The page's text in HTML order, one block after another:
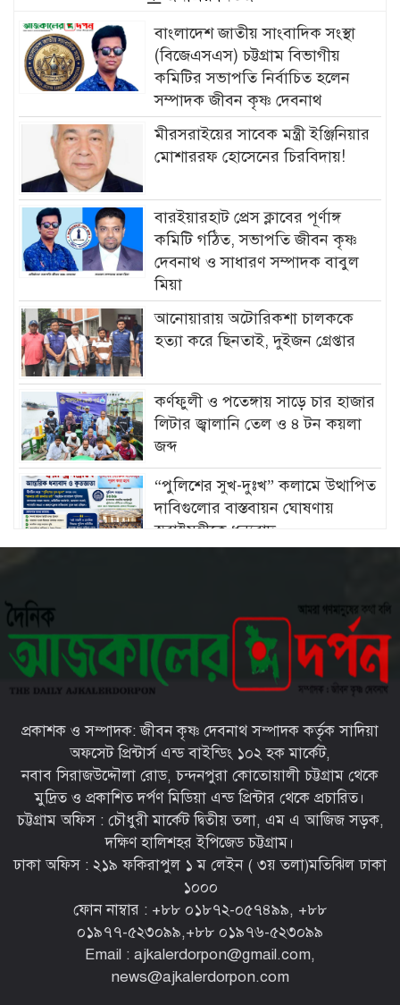
বাংলাদেশ জাতীয় সাংবাদিক সংস্থা
(বিজেএসএস) চট্টগ্রাম বিভাগীয়
কমিটির সভাপতি নির্বাচিত হলেন
সম্পাদক জীবন কৃষ্ণ দেবনাথ
মীরসরাইয়ের সাবেক মন্ত্রী ইঞ্জিনিয়ার
মোশাররফ হোসেনের চিরবিদায়!
বারইয়ারহাট প্রেস ক্লাবের পূর্ণাঙ্গ
কমিটি গঠিত, সভাপতি জীবন কৃষ্ণ
দেবনাথ ও সাধারণ সম্পাদক বাবুল
মিয়া
আনোয়ারায় অটোরিকশা চালককে
হত্যা করে ছিনতাই, দুইজন গ্রেপ্তার
কর্ণফুলী ও পতেঙ্গায় সাড়ে চার হাজার
লিটার জ্বালানি তেল ও ৪ টন কয়লা
জব্দ
“পুলিশের সুখ-দুঃখ” কলামে উত্থাপিত
দাবিগুলোর বাস্তবায়ন ঘোষণায়
স্বরাষ্ট্রমন্ত্রীকে ধন্যবাদ
কন্যার বিবাহোত্তর অনুষ্ঠান সম্পন্ন
চট্টগ্রামের ইপিজেডে প্রকাশ্যে খোলা
বাজারে বিক্রি হচ্ছে মৃত দুর্গন্ধযুক্ত পচাঁ
মুরগি—প্রশাসনের নজরদারি জরুরী
চট্টগ্রামের মীরসরাইয়ে সড়ক দুর্ঘটনায়
দু’পা হারালো সাংবাদিক আবদুল
মান্নান রানা
সারা দেশে বৃক্ষরোপণ কর্মসূচি
জোরদারের নির্দেশ প্রধানমন্ত্রীর
প্রকাশক ও সম্পাদক: জীবন কৃষ্ণ দেবনাথ সম্পাদক কর্তৃক সাদিয়া
অফসেট প্রিন্টার্স এন্ড বাইন্ডিং ১০২ হক মার্কেট,
নবাব সিরাজউদ্দৌলা রোড, চন্দনপুরা কোতোয়ালী চট্টগ্রাম থেকে
মুদ্রিত ও প্রকাশিত দর্পণ মিডিয়া এন্ড প্রিন্টার থেকে প্রচারিত।
চট্টগ্রাম অফিস : চৌধুরী মার্কেট দ্বিতীয় তলা, এম এ আজিজ সড়ক,
দক্ষিণ হালিশহর ইপিজেড চট্টগ্রাম।
ঢাকা অফিস : ২১৯ ফকিরাপুল ১ ম লেইন ( ৩য় তলা)মতিঝিল ঢাকা
১০০০
ফোন নাম্বার : ‪+৮৮ ০১৮৭২-০৫৭৪৯৯‬, ‪+৮৮
০১৯৭৭-৫২৩০৯৯‬,‪+৮৮ ০১৯৭৬-৫২৩০৯৯‬
Email : ajkalerdorpon@gmail.com,
news@ajkalerdorpon.com